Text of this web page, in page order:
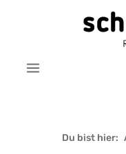
Zum Hauptinhalt
Du bist hier: